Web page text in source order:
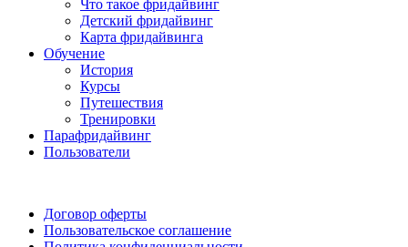
Что такое фридайвинг
Детский фридайвинг
Карта фридайвинга
Обучение
История
Курсы
Путешествия
Тренировки
Парафридайвинг
Пользователи
Договор оферты
Пользовательское соглашение